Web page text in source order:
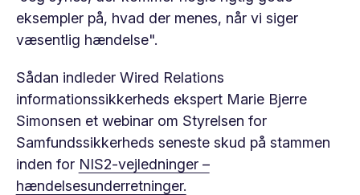
eksempler på, hvad der menes, når vi siger
væsentlig hændelse".
Sådan indleder Wired Relations
informationssikkerheds ekspert Marie Bjerre
Simonsen et webinar om Styrelsen for
Samfundssikkerheds seneste skud på stammen
inden for NIS2-vejledninger –
hændelsesunderretninger.